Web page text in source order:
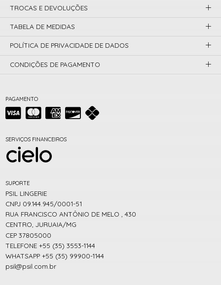
PAGAMENTO
SERVIÇOS FINANCEIROS
SUPORTE
PSIL LINGERIE
CNPJ 09.144.945/0001-51
RUA FRANCISCO ANTÔNIO DE MELO , 430
CENTRO, JURUAIA/MG
CEP 37805000
TELEFONE +55 (35) 3553-1144
WHATSAPP +55 (35) 99900-1144
psil@psil.com.br
TROCAS E DEVOLUÇÕES
TABELA DE MEDIDAS
POLÍTICA DE PRIVACIDADE DE DADOS
CONDIÇÕES DE PAGAMENTO